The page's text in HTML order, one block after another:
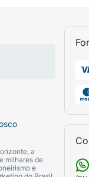
a
milhares de
e